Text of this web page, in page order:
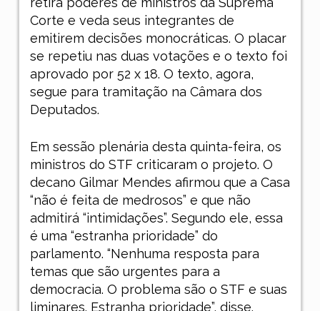
Corte e veda seus integrantes de
emitirem decisões monocráticas. O placar
se repetiu nas duas votações e o texto foi
aprovado por 52 x 18. O texto, agora,
segue para tramitação na Câmara dos
Deputados.
Em sessão plenária desta quinta-feira, os
ministros do STF criticaram o projeto. O
decano Gilmar Mendes afirmou que a Casa
“não é feita de medrosos” e que não
admitirá “intimidações”. Segundo ele, essa
é uma “estranha prioridade” do
parlamento. “Nenhuma resposta para
temas que são urgentes para a
democracia. O problema são o STF e suas
liminares. Estranha prioridade”, disse.